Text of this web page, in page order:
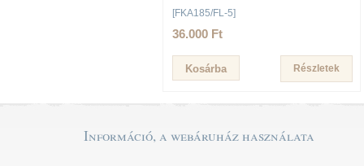
[FKA185/FL-5]
36.000 Ft
Részletek
Információ, a webáruház használata